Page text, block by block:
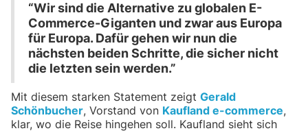
“Wir sind die Alternative zu globalen E-
Commerce-Giganten und zwar aus Europa
für Europa. Dafür gehen wir nun die
nächsten beiden Schritte, die sicher nicht
die letzten sein werden.”
Mit diesem starken Statement zeigt Gerald
Schönbucher, Vorstand von Kaufland e-commerce,
klar, wo die Reise hingehen soll. Kaufland sieht sich